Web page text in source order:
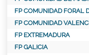
FP COMUNIDAD FORAL
FP COMUNIDAD
FP EXTREMADURA
FP GALICIA